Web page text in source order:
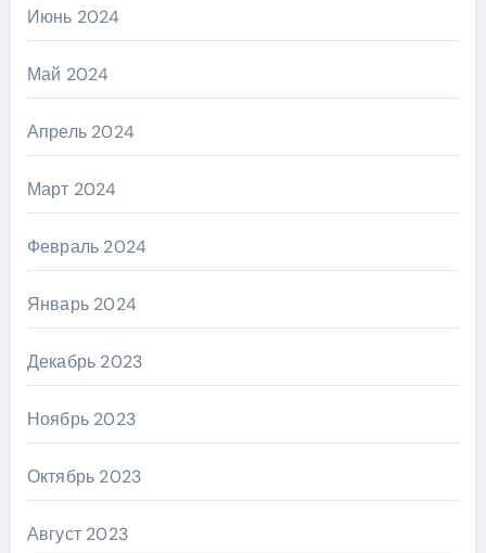
Июнь 2024
Май 2024
Апрель 2024
Март 2024
Февраль 2024
Январь 2024
Декабрь 2023
Ноябрь 2023
Октябрь 2023
Август 2023